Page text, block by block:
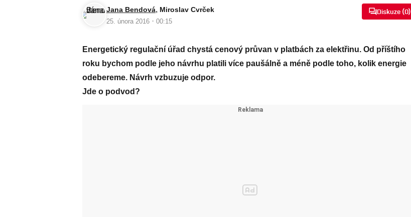
Jana Bendová, Miroslav Cvrček
25. února 2016 · 00:15
Diskuze (0)
Energetický regulační úřad chystá cenový průvan v platbách za elektřinu. Od příštího
roku bychom podle jeho návrhu platili více paušálně a méně podle toho, kolik energie
odebereme. Návrh vzbuzuje odpor.
Jde o podvod?